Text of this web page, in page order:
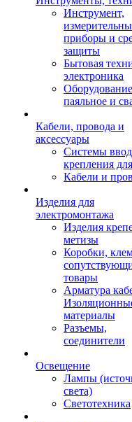
Инструмент,
приборы и
защиты
Бытовая
электроника
Оборудование
паяльное и
Кабели, провода и
аксессуары
Системы
крепления
Кабели и
Изделия для
электромонтажа
Изделия
метизы
Коробки,
товары
Арматура
материалы
Разъемы,
соединители
Освещение
Лампы
света)
Светотехника